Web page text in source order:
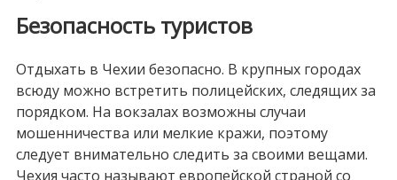
Безопасность туристов
Отдыхать в Чехии безопасно. В крупных городах
всюду можно встретить полицейских, следящих за
порядком. На вокзалах возможны случаи
мошенничества или мелкие кражи, поэтому
следует внимательно следить за своими вещами.
Чехия часто называют европейской страной со